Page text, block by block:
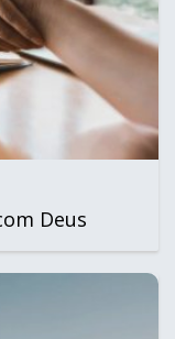
Deus